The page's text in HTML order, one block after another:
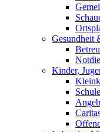
Gesundheit
Kinder,